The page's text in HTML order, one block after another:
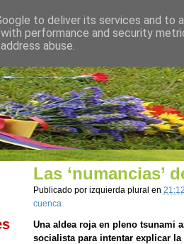
plural
Las ‘numancias’
Publicado por izquierda plural en 21:12
cuenca
Una aldea roja en pleno tsunami
socialista para intentar explicar
to deliver its services and to
performance and security
abuse.